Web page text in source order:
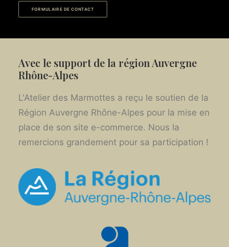
FORMULAIRE DE CONTACT
Avec le support de la région Auvergne
Rhône-Alpes
L'Atelier des Marmottes a reçu le soutien de la
Région Auvergne Rhône-Alpes pour la mise en
place de son site e-commerce. Nous la
remercions grandement pour sa participation !